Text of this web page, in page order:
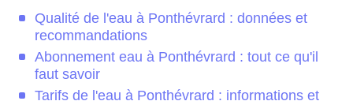
Qualité de l'eau à Ponthévrard : données et
recommandations
Abonnement eau à Ponthévrard : tout ce qu'il
faut savoir
Tarifs de l'eau à Ponthévrard : informations et